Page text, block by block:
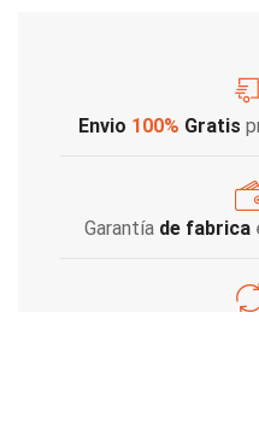
Envio 100% Gratis
Garantía de fabrica